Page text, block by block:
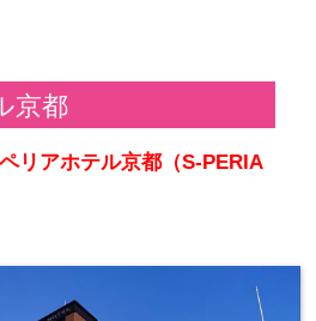
京都
リアホテル京都（S-PERIA